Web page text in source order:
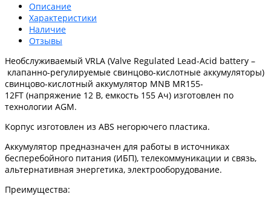
Описание
Характеристики
Наличие
Отзывы
Необслуживаемый VRLA (Valve Regulated Lead-Acid battery –
клапанно-регулируемые свинцово-кислотные аккумуляторы)
cвинцово-кислотный аккумулятор MNB MR155-
12FT (напряжение 12 В, емкость 155 Ач) изготовлен по
технологии AGM.
Корпус изготовлен из ABS негорючего пластика.
Аккумулятор предназначен для работы в источниках
бесперебойного питания (ИБП), телекоммуникации и связь,
альтернативная энергетика, электрооборудование.
Преимущества: